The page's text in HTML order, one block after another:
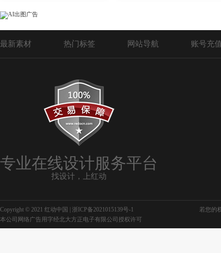
夏至节气手绘海报
24节气之夏至 夏至节气海报卡通
传统夏至节气
24节气图片夏至
最新素材 热门标签 网站导航 账号充
专业在线设计服务平台
找设计，上红动
Copyright © 2021 红动中国 | 浙ICP备2021015139号-1
若您的
本公司网络广告用字经北大方正电子有限公司授权许可